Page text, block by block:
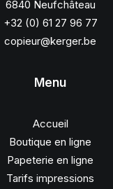
6840 Neufchâteau
+32 (0) 61 27 96 77
copieur@kerger.be
Menu
Accueil
Boutique en ligne
Papeterie en ligne
Tarifs impressions